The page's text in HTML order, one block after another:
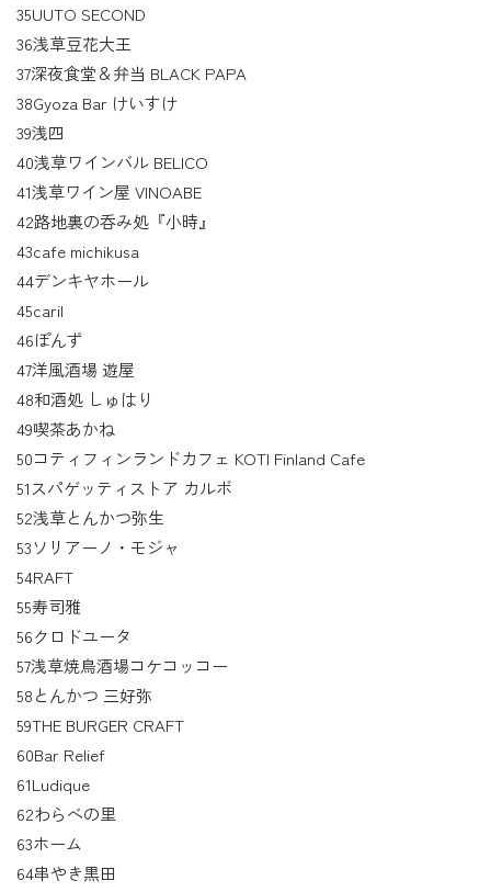
35UUTO SECOND
36浅草豆花大王
37深夜食堂＆弁当 BLACK PAPA
38Gyoza Bar けいすけ
39浅四
40浅草ワインバル BELICO
41浅草ワイン屋 VINOABE
42路地裏の呑み処『小時』
43cafe michikusa
44デンキヤホール
45caril
46ぽんず
47洋風酒場 遊屋
48和酒処 しゅはり
49喫茶あかね
50コティフィンランドカフェ KOTI Finland Cafe
51スパゲッティストア カルボ
52浅草とんかつ弥生
53ソリアーノ・モジャ
54RAFT
55寿司雅
56クロドユータ
57浅草焼鳥酒場コケコッコー
58とんかつ 三好弥
59THE BURGER CRAFT
60Bar Relief
61Ludique
62わらべの里
63ホーム
64串やき黒田